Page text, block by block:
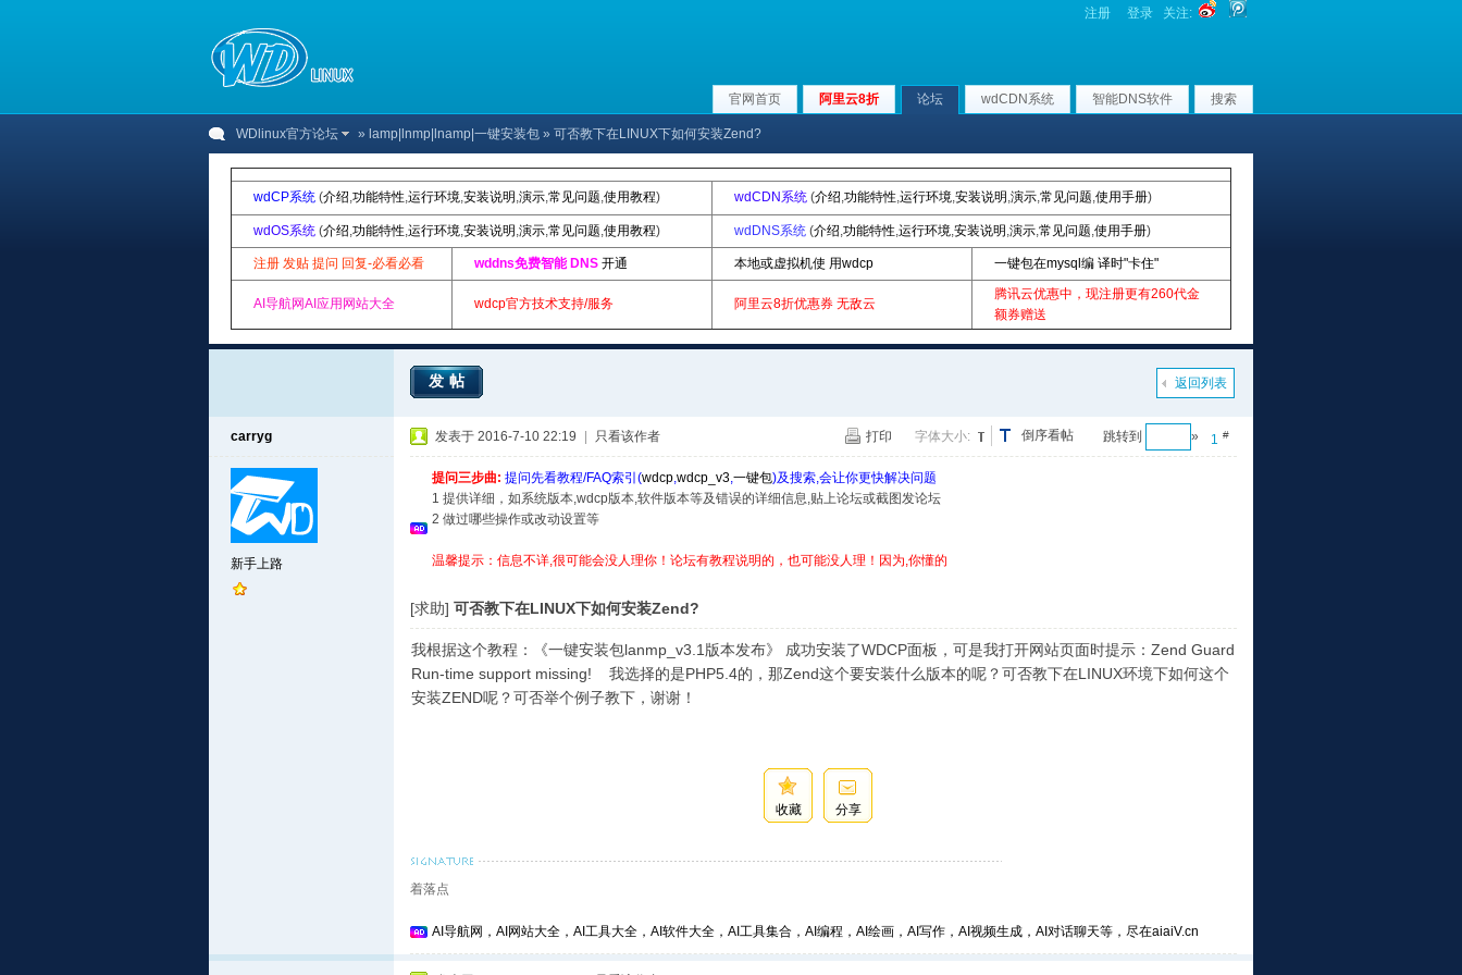
注册 登录 关注:
官网首页 阿里云8折 论坛 wdCDN系统 智能DNS软件 搜索
WDlinux官方论坛 » lamp|lnmp|lnamp|一键安装包 » 可否教下在LINUX下如何安装Zend?
wdCP系统 (介绍,功能特性,运行环境,安装说明 ,演示,常见问题,使用教程) wdCDN系统 (介绍,功能特性,运行环境,安装说明 ,演示,常见问题,使用手册)
wdOS系统 (介绍,功能特性,运行环境,安装说明 ,演示,常见问题,使用教程) wdDNS系统 (介绍,功能特性,运行环境,安装说明 ,演示,常见问题,使用手册)
注册 发贴 提问 回复-必看必看 wddns免费智能 DNS 开通 本地或虚拟机使 用wdcp 一键包在mysql编 译时"卡住"
AI导航网AI应用网站大全 wdcp官方技术支持/服务 阿里云8折优惠券 无敌云
腾讯云优惠中，现注册更有260代金
额券赠送
返回列表
发帖
carryg
新手上路
1 #
跳转到 »
倒序看帖
打印 字体大小:
发表于 2016-7-10 22:19 只看该作者
提问三步曲: 提问先看教程/FAQ索引(wdcp,wdcp_v3,一键包)及搜索,会让你更快解决问题
1 提供详细，如系统版本,wdcp版本,软件版本等及错误的详细信息,贴上论坛或截图发论坛
2 做过哪些操作或改动设置等
温馨提示：信息不详,很可能会没人理你！论坛有教程说明的，也可能没人理！因为,你懂的
[求助] 可否教下在LINUX下如何安装Zend?
我根据这个教程：《一键安装包lanmp_v3.1版本发布》 成功安装了WDCP面板，可是我打开网站页面时提示：Zend Guard
Run-time support missing! 我选择的是PHP5.4的，那Zend这个要安装什么版本的呢？可否教下在LINUX环境下如何这个
安装ZEND呢？可否举个例子教下，谢谢！
收藏 分享
着落点
AI导航网，AI网站大全，AI工具大全，AI软件大全，AI工具集合，AI编程，AI绘画，AI写作，AI视频生成，AI对话聊天等，尽在aiaiV.cn